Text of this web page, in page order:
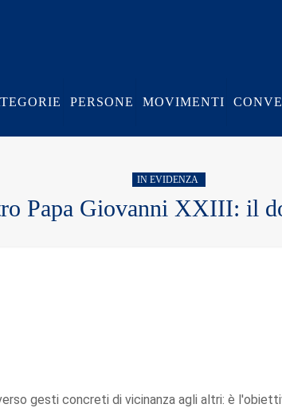
PERSONE MOVIMENTI
IN EVIDENZA
Papa Giovanni XXIII: il
gesti concreti di vicinanza agli altri: è